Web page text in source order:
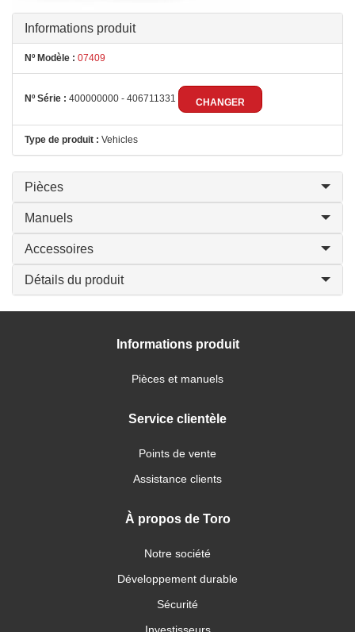
Informations produit
Nº Modèle : 07409
Nº Série : 400000000 - 406711331 CHANGER
Type de produit : Vehicles
Pièces
Manuels
Accessoires
Détails du produit
Informations produit
Pièces et manuels
Service clientèle
Points de vente
Assistance clients
À propos de Toro
Notre société
Développement durable
Sécurité